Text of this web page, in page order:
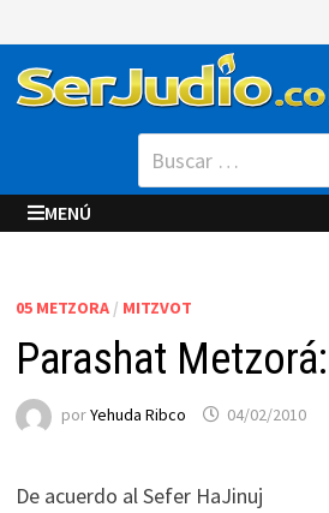
al
contenido
Buscar:
MENÚ
05 METZORA/ MITZVOT
Parashat
porYehuda Ribco 04/02/2010
De acuerdo al Sefer HaJinuj